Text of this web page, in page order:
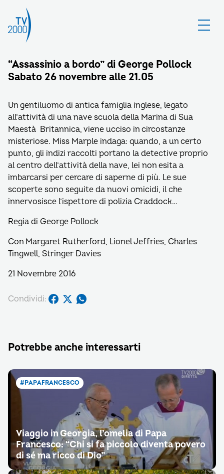
“Assassinio a bordo” di George Pollock
Sabato 26 novembre alle 21.05
Un gentiluomo di antica famiglia inglese, legato
all’attività di una nave scuola della Marina di Sua
Maestà Britannica, viene ucciso in circostanze
misteriose. Miss Marple indaga: quando, a un certo
punto, gli indizi raccolti portano la detective proprio
al centro dell’attività della nave, lei non esita a
imbarcarsi per cercare di saperne di più. Le sue
scoperte sono seguite da nuovi omicidi, il che
innervosisce l’ispettore di polizia Craddock…
Regia di George Pollock
Con Margaret Rutherford, Lionel Jeffries, Charles
Tingwell, Stringer Davies
21 Novembre 2016
Condividi:
Potrebbe anche interessarti
#PAPAFRANCESCO
Viaggio in Georgia, l’omelia di Papa
Francesco: “Chi si fa piccolo diventa povero
di sé ma ricco di Dio”